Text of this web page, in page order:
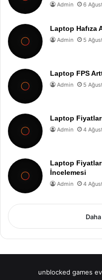
Admin 6
Laptop Hafıza
Admin 5
Laptop FPS
Admin 5
Laptop
Admin 4
Laptop
İncelemesi
Admin 4
unblocked games